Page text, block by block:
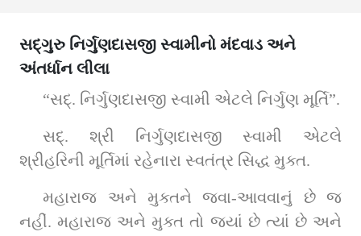
સદ્‌ગુરુ નિર્ગુણદાસજી સ્વામીનો મંદવાડ અને
અંતર્ધાન લીલા
“સદ્‌. નિર્ગુણદાસજી સ્વામી એટલે નિર્ગુણ મૂર્તિ”.
સદ્‌. શ્રી નિર્ગુણદાસજી સ્વામી એટલે
શ્રીહરિની મૂર્તિમાં રહેનારા સ્વતંત્ર સિદ્ધ મુક્ત.
મહારાજ અને મુક્તને જવા-આવવાનું છે જ
નહીં. મહારાજ અને મુક્ત તો જ્યાં છે ત્યાં છે અને